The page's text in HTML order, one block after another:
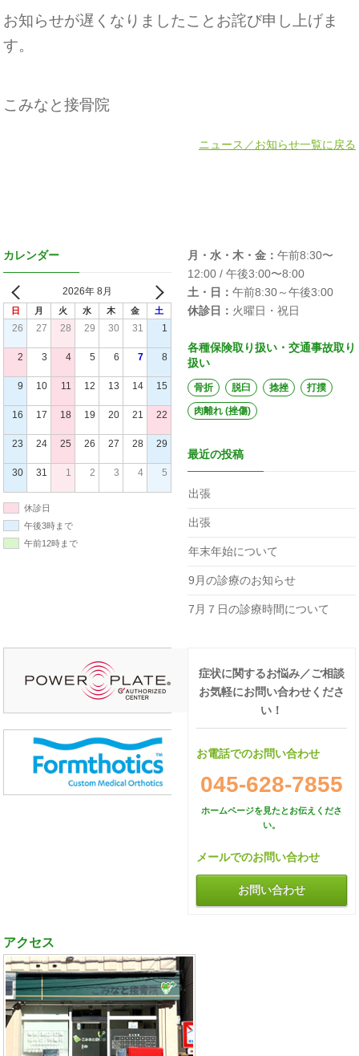
お知らせが遅くなりましたことお詫び申し上げま
す。
こみなと接骨院
ニュース／お知らせ一覧に戻る
カレンダー
2026年 8月
日 月 火 水 木 金 土
26 27 28 29 30 31 1
2 3 4 5 6 7 8
9 10 11 12 13 14 15
16 17 18 19 20 21 22
23 24 25 26 27 28 29
30 31 1 2 3 4 5
休診日
午後3時まで
午前12時まで
月・水・木・金： 午前8:30〜
12:00 / 午後3:00〜8:00
土・日： 午前8:30～午後3:00
休診日： 火曜日・祝日
各種保険取り扱い・交通事故取り
扱い
骨折 脱臼 捻挫 打撲
肉離れ (挫傷)
最近の投稿
出張
出張
年末年始について
9月の診療のお知らせ
7月７日の診療時間について
症状に関するお悩み／ご相談
お気軽にお問い合わせくださ
い！
お電話でのお問い合わせ
045-628-7855
ホームページを見たとお伝えくださ
い。
メールでのお問い合わせ
お問い合わせ
アクセス